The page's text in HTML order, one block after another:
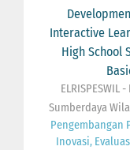
Interactive
High School
Sumberdaya
Pengembangan
Inovasi,